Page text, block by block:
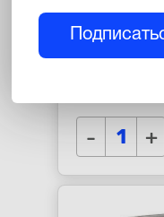
275 ₽
Адаптер
- +